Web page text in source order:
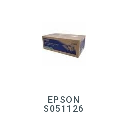
EPSON
S051126